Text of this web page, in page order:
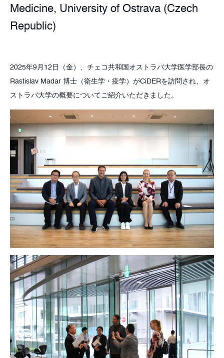
Medicine, University of Ostrava (Czech
Republic)
2025年9月12日（金）、チェコ共和国オストラバ大学医学部長の
Rastislav Madar 博士（衛生学・疫学）がCiDERを訪問され、オ
ストラバ大学の概要についてご紹介いただきました。